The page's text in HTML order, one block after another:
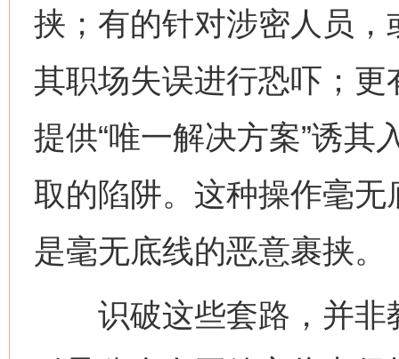
挟；有的针对涉密人员
其职场失误进行恐吓；
提供“唯一解决方案”诱其
取的陷阱。这种操作毫
是毫无底线的恶意裹挟。
识破这些套路，并非